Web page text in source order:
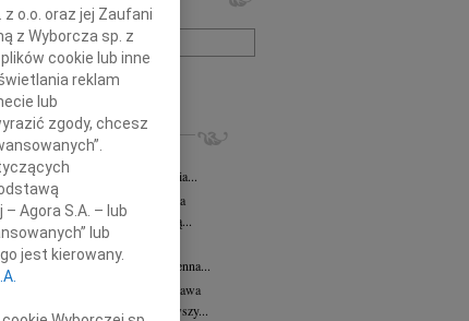
lub numer ogłoszenia:
+ szukanie zaawansowane
07.08.2026
8 czerwca 1984 - 9 sierpnia...
Kościelska
Warszawa
prof. Małgorzatę Kościelską...
07.08.2026
adwokat 9 lat bez Ciebie Bożenna...
Stec-Myśliwska
Warszawa
sierpnia 2026 roku zmarła przeżywszy...
o.o. oraz jej Zaufani
z Wyborcza sp. z
cookie lub inne
reklam
lub
zgody, chcesz
Agora S.A. – lub
lub
jest kierowany.